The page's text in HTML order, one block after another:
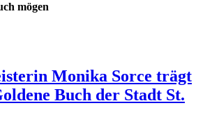
mögen
Monika Sorce trägt
Buch der Stadt St.